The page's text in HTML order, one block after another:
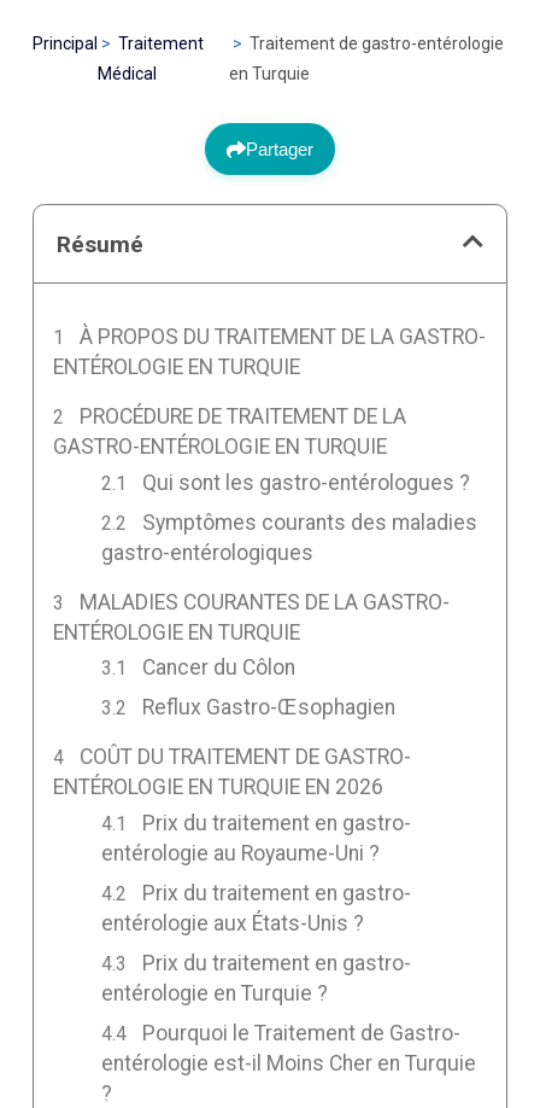
Principal
Traitement
Médical
Traitement de gastro-entérologie
en Turquie
Partager
Résumé
À PROPOS DU TRAITEMENT DE LA GASTRO-
ENTÉROLOGIE EN TURQUIE
PROCÉDURE DE TRAITEMENT DE LA
GASTRO-ENTÉROLOGIE EN TURQUIE
Qui sont les gastro-entérologues ?
Symptômes courants des maladies
gastro-entérologiques
MALADIES COURANTES DE LA GASTRO-
ENTÉROLOGIE EN TURQUIE
Cancer du Côlon
Reflux Gastro-Œsophagien
COÛT DU TRAITEMENT DE GASTRO-
ENTÉROLOGIE EN TURQUIE EN 2026
Prix du traitement en gastro-
entérologie au Royaume-Uni ?
Prix du traitement en gastro-
entérologie aux États-Unis ?
Prix du traitement en gastro-
entérologie en Turquie ?
Pourquoi le Traitement de Gastro-
entérologie est-il Moins Cher en Turquie
?